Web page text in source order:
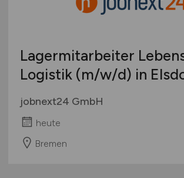
Lagermitarbeiter
Logistik (m/w/d) in
jobnext24 GmbH
heute
Bremen